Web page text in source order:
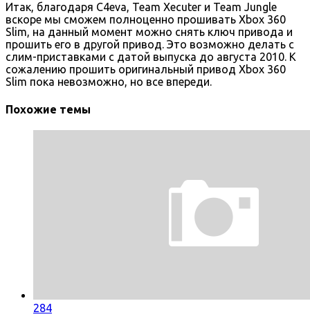
Итак, благодаря C4eva, Team Xecuter и Team Jungle
вскоре мы сможем полноценно прошивать Xbox 360
Slim, на данный момент можно снять ключ привода и
прошить его в другой привод. Это возможно делать с
слим-приставками с датой выпуска до августа 2010. К
сожалению прошить оригинальный привод Xbox 360
Slim пока невозможно, но все впереди.
Похожие темы
284